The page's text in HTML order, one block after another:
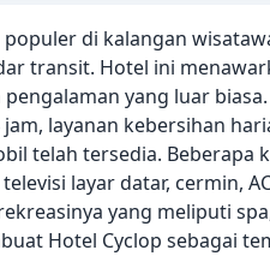
di kalangan
transit. Hotel ini
yang luar
layanan kebersihan
telah tersedia. Beberapa
layar datar, cermin,
yang meliputi
Hotel Cyclop sebagai